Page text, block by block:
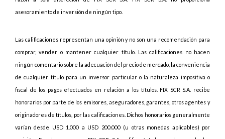
asesoramiento de inversión de ningún tipo.
Las calificaciones representan una opinión y no son una recomendación para
comprar, vender o mantener cualquier título. Las calificaciones no hacen
ningún comentario sobre la adecuación del precio de mercado, la conveniencia
de cualquier título para un inversor particular o la naturaleza impositiva o
fiscal de los pagos efectuados en relación a los títulos. FIX SCR S.A. recibe
honorarios por parte de los emisores, aseguradores, garantes, otros agentes y
originadores de títulos, por las calificaciones. Dichos honorarios generalmente
varían desde USD 1.000 a USD 200.000 (u otras monedas aplicables) por